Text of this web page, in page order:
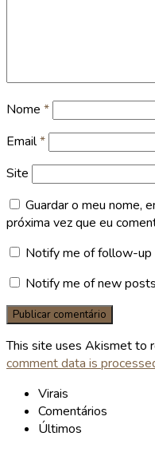
Nome *
Email*
Site
Guardar o meu nome,
próxima vez que eu
Notify me of follow-up
Notify me of new
This site uses Akismet to
comment data is
Virais
Comentários
Últimos